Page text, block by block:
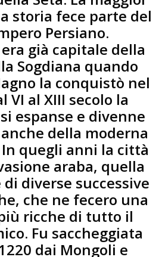
storia fece parte del
Persiano.
già capitale della
Sogdiana quando
la conquistò nel
VI al XIII secolo la
espanse e divenne
della moderna
In quegli anni la città
araba, quella
diverse successive
che ne fecero una
ricche di tutto il
Fu saccheggiata
dai Mongoli e